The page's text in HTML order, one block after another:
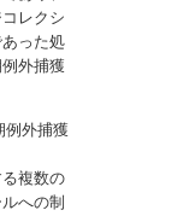
レクシ
った処
外捕獲
例外捕獲
複数の
への制